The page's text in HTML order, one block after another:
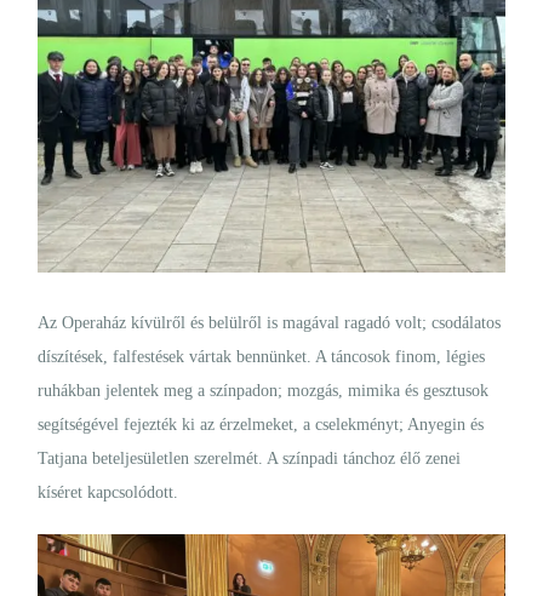
Az Operaház kívülről és belülről is magával ragadó volt; csodálatos
díszítések, falfestések vártak bennünket. A táncosok finom, légies
ruhákban jelentek meg a színpadon; mozgás, mimika és gesztusok
segítségével fejezték ki az érzelmeket, a cselekményt; Anyegin és
Tatjana beteljesületlen szerelmét. A színpadi tánchoz élő zenei
kíséret kapcsolódott.